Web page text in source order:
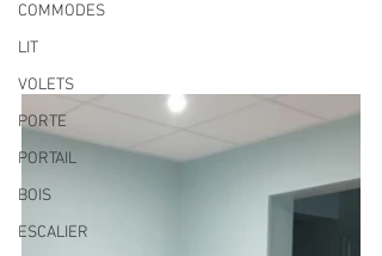
COMMODES
LIT
VOLETS
PORTE
PORTAIL
BOIS
ESCALIER